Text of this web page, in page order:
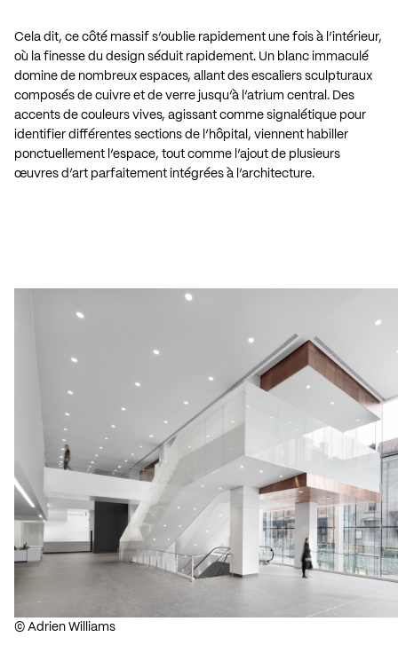
Cela dit, ce côté massif s’oublie rapidement une fois à l’intérieur,
où la finesse du design séduit rapidement. Un blanc immaculé
domine de nombreux espaces, allant des escaliers sculpturaux
composés de cuivre et de verre jusqu’à l’atrium central. Des
accents de couleurs vives, agissant comme signalétique pour
identifier différentes sections de l’hôpital, viennent habiller
ponctuellement l’espace, tout comme l’ajout de plusieurs
œuvres d’art parfaitement intégrées à l’architecture.
© Adrien Williams